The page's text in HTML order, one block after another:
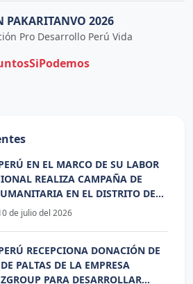
PAKARITANVO 2026
Pro Desarrollo Perú Vida
EN EL MARCO DE SU LABOR
REALIZA CAMPAÑA DE
EN EL DISTRITO DE
de julio del 2026
RECEPCIONA DONACIÓN DE
PALTAS DE LA EMPRESA
PARA DESARROLLAR